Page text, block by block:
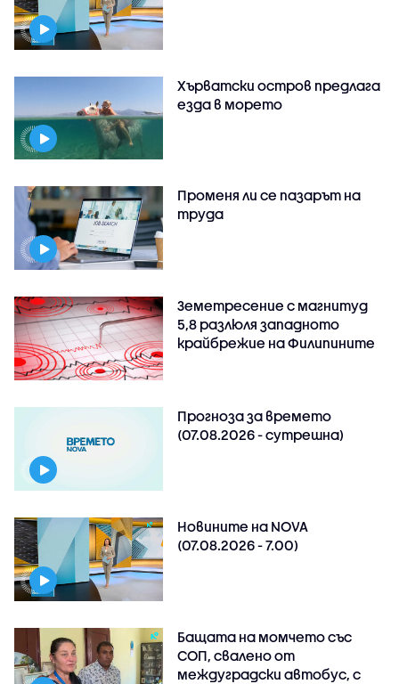
Хърватски остров предлага
езда в морето
Променя ли се пазарът на
труда
Земетресение с магнитуд
5,8 разлюля западното
крайбрежие на Филипините
Прогноза за времето
(07.08.2026 - сутрешна)
Новините на NOVA
(07.08.2026 - 7.00)
Бащата на момчето със
СОП, свалено от
междуградски автобус, с